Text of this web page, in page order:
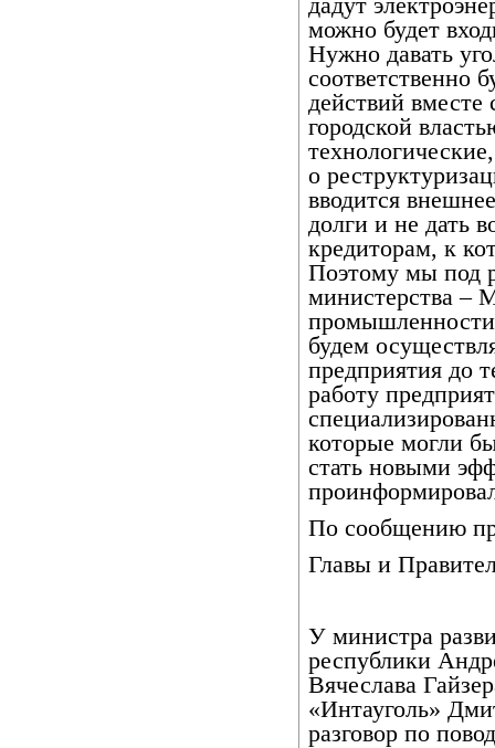
дадут
можно будет
Нужно давать
соответственно
действий вместе
городской
о
вводится
долги и не дать
кредиторам, к
Поэтому мы под
министерства –
будем
предприятия до
работу
которые могли
стать новыми
По сообщению
Главы и
У министра
республики
Вячеслава
«Интауголь»
разговор по